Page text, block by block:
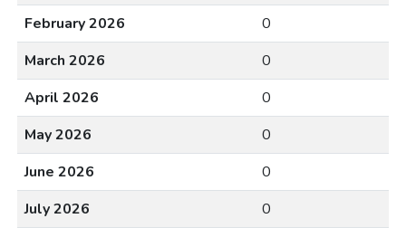
February 2026
0
March 2026
0
April 2026
0
May 2026
0
June 2026
0
July 2026
0